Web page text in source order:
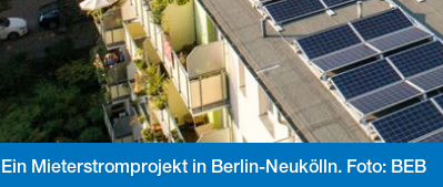
Ein Mieterstromprojekt in Berlin-Neukölln. Foto: BEB